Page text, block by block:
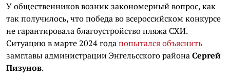
У общественников возник закономерный вопрос, как
так получилось, что победа во всероссийском конкурсе
не гарантировала благоустройство пляжа СХИ.
Ситуацию в марте 2024 годапопытался объяснить
замглавы администрации Энгельсского районаСергей
Пизунов.